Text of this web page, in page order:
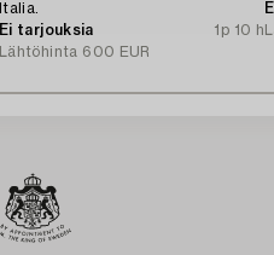
Italia.
Ei tarjouksia
1p 10 h
Lähtöhinta 600 EUR